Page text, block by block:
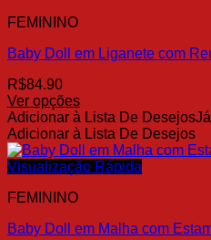
As
podem
escolhidas
na
página
do
produto
FEMININO
Baby Doll em Liganete com
R$84.90
Ver opções
Este
produto
tem
várias
As
podem
Adicionar à Lista De Desejos
Adicionar à Lista De Desejos
Visualização Rápida
FEMININO
Baby Doll em Malha com